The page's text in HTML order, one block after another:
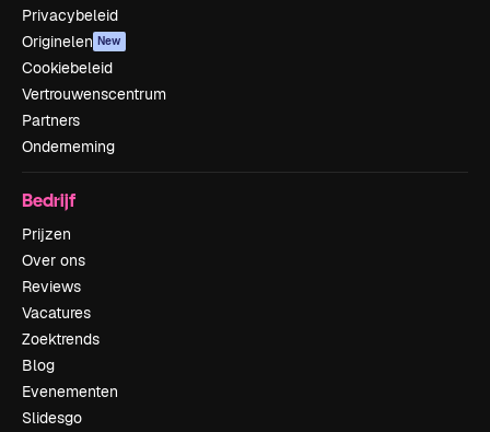
Privacybeleid
Originelen New
Cookiebeleid
Vertrouwenscentrum
Partners
Onderneming
Bedrijf
Prijzen
Over ons
Reviews
Vacatures
Zoektrends
Blog
Evenementen
Slidesgo